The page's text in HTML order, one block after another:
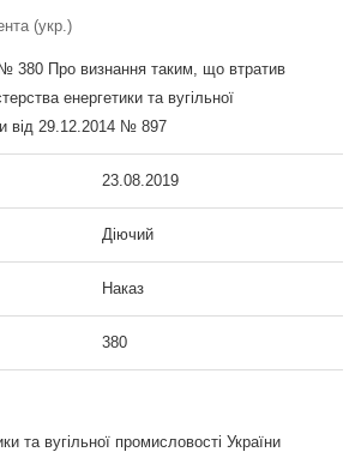
(укр.)
380 Про визнання таким, що втратив
енергетики та вугільної
від 29.12.2014 № 897
23.08.2019
Діючий
Наказ
380
та вугільної промисловості України